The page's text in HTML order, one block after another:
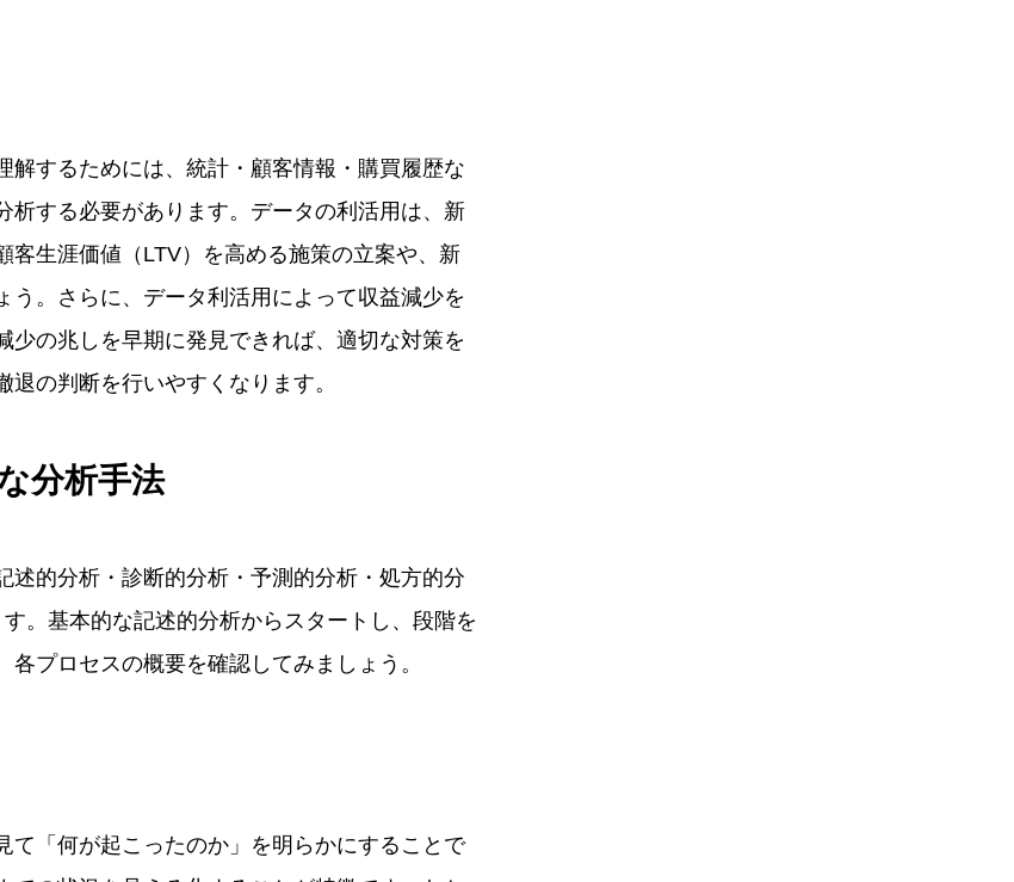
解するためには、統計・顧客情報・購買履歴な
析する必要があります。データの利活用は、新
客生涯価値（LTV）を高める施策の立案や、新
う。さらに、データ利活用によって収益減少を
少の兆しを早期に発見できれば、適切な対策を
の判断を行いやすくなります。
分析手法
述的分析・診断的分析・予測的分析・処方的分
。基本的な記述的分析からスタートし、段階を
プロセスの概要を確認してみましょう。
て「何が起こったのか」を明らかにすることで